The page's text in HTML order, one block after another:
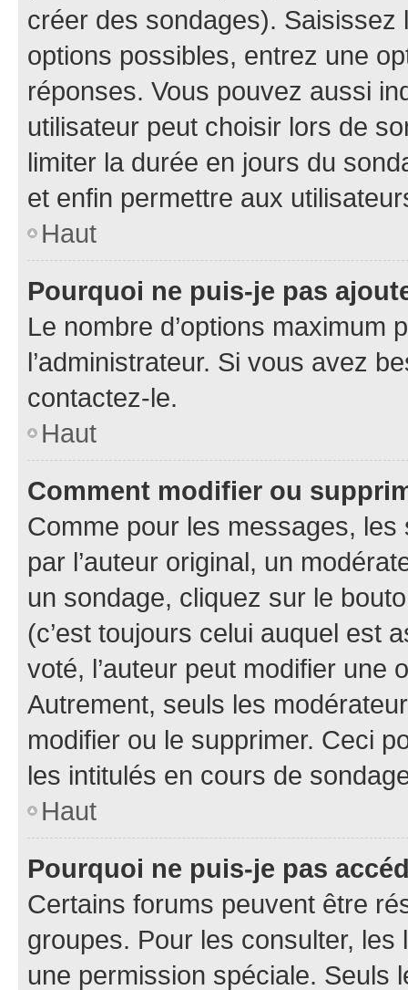
créer des sondages).
options possibles, entrez une
réponses. Vous pouvez aussi
utilisateur peut choisir lors de
limiter la durée en jours du
et enfin permettre aux
Haut
Pourquoi ne puis-je pas
Le nombre d’options maximum
l’administrateur. Si vous avez
contactez-le.
Haut
Comment modifier ou
Comme pour les messages,
par l’auteur original, un
un sondage, cliquez sur le
(c’est toujours celui auquel est
voté, l’auteur peut modifier une
Autrement, seuls les
modifier ou le supprimer. Ceci
les intitulés en cours de
Haut
Pourquoi ne puis-je pas
Certains forums peuvent être
groupes. Pour les consulter,
une permission spéciale. Seuls